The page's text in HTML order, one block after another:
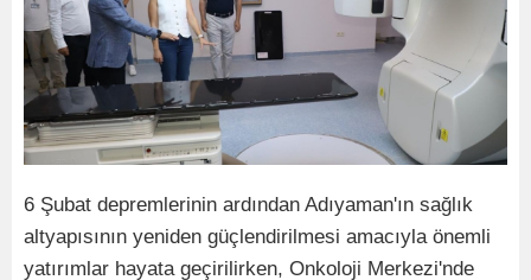
6 Şubat depremlerinin ardından Adıyaman'ın sağlık
altyapısının yeniden güçlendirilmesi amacıyla önemli
yatırımlar hayata geçirilirken, Onkoloji Merkezi'nde